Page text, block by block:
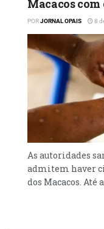
Macacos
PORJORNAL OPAIS 8
As autoridades
admitem haver
dos Macacos.